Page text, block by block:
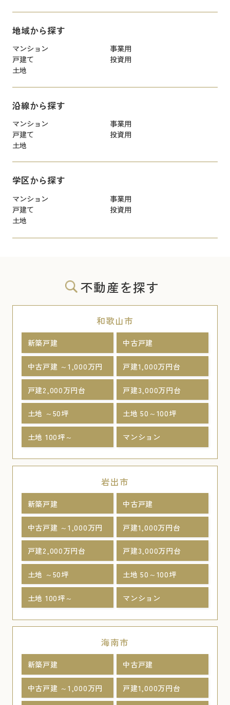
地域から探す
マンション
事業用
戸建て
投資用
土地
沿線から探す
マンション
事業用
戸建て
投資用
土地
学区から探す
マンション
事業用
戸建て
投資用
土地
不動産を探す
和歌山市
新築戸建 中古戸建
中古戸建 ～1,000万円 戸建1,000万円台
戸建2,000万円台 戸建3,000万円台
土地 ～50坪 土地 50～100坪
土地 100坪～ マンション
岩出市
新築戸建 中古戸建
中古戸建 ～1,000万円 戸建1,000万円台
戸建2,000万円台 戸建3,000万円台
土地 ～50坪 土地 50～100坪
土地 100坪～ マンション
海南市
新築戸建 中古戸建
中古戸建 ～1,000万円 戸建1,000万円台